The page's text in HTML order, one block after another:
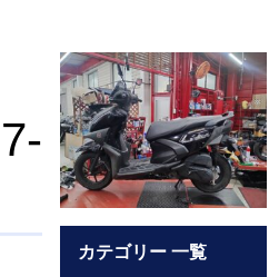
カテゴリー 一覧